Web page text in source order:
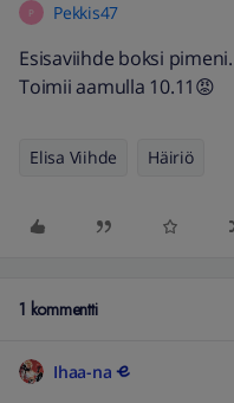
P Pekkis47
Esisaviihde boksi
Toimii aamulla 10.11😡
Elisa Viihde Häiriö
1 kommentti
Ihaa-na